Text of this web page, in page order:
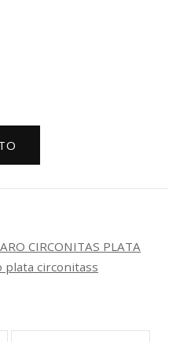
CIRCONITAS PLATA
circonitass